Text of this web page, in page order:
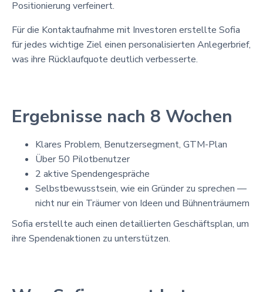
Positionierung verfeinert.
Für die Kontaktaufnahme mit Investoren erstellte Sofia
für jedes wichtige Ziel einen personalisierten Anlegerbrief,
was ihre Rücklaufquote deutlich verbesserte.
Ergebnisse nach 8 Wochen
Klares Problem, Benutzersegment, GTM-Plan
Über 50 Pilotbenutzer
2 aktive Spendengespräche
Selbstbewusstsein, wie ein Gründer zu sprechen —
nicht nur ein Träumer von Ideen und Bühnenträumern
Sofia erstellte auch einen detaillierten Geschäftsplan, um
ihre Spendenaktionen zu unterstützen.